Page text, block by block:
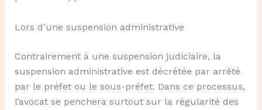
Lors d’une suspension administrative
Contrairement à une suspension judiciaire, la
suspension administrative est décrétée par arrêté
par le préfet ou le sous-préfet. Dans ce processus,
l’avocat se penchera surtout sur la régularité des